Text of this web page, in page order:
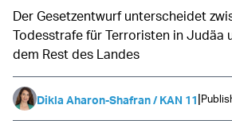
Der Gesetzentwurf unterscheidet
Todesstrafe für Terroristen in Judäa
dem Rest des Landes
Dikla Aharon-Shafran / KAN 11|